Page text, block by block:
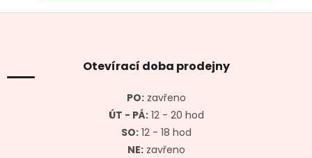
Z
Otevírací doba prodejny
PO:zavřeno
ÚT - PÁ:12 - 20 hod
SO:12 - 18 hod
NE:zavřeno